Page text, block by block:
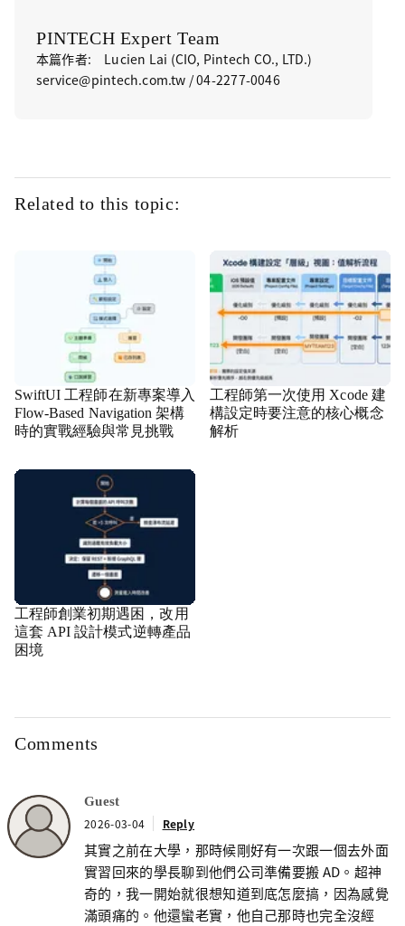
PINTECH Expert Team
本篇作者: Lucien Lai (CIO, Pintech CO., LTD.)
service@pintech.com.tw / 04-2277-0046
Related to this topic:
SwiftUI 工程師在新專案導入
Flow-Based Navigation 架構
時的實戰經驗與常見挑戰
工程師第一次使用 Xcode 建
構設定時要注意的核心概念
解析
工程師創業初期遇困，改用
這套 API 設計模式逆轉產品
困境
Comments
Guest
2026-03-04 Reply
其實之前在大學，那時候剛好有一次跟一個去外面
實習回來的學長聊到他們公司準備要搬 AD。超神
奇的，我一開始就很想知道到底怎麼搞，因為感覺
滿頭痛的。他還蠻老實，他自己那時也完全沒經